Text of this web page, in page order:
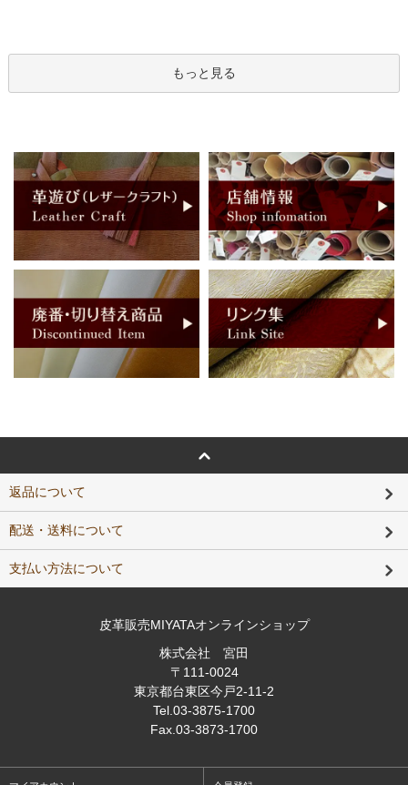
もっと見る
返品について
配送・送料について
支払い方法について
皮革販売MIYATAオンラインショップ
株式会社 宮田
〒111-0024
東京都台東区今戸2-11-2
Tel.03-3875-1700
Fax.03-3873-1700